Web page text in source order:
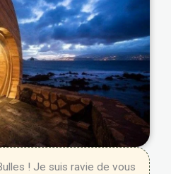
! Je suis ravie de vous